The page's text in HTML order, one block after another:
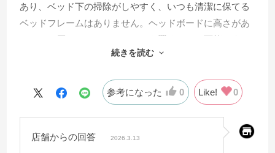
あり、ベッド下の掃除がしやすく、いつも清潔に保てる
ベッドフレームはありません。ヘッドボードに高さがあ
るため、厚いコイルマットレスを置くことも可能です。
ヘッドボードにはスマホスタンド、コンセントがあり就
続きを読む
参考になった 0 Like! 0
店舗からの回答 2026.3.13